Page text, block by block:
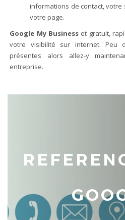
informations de contact,
votre page.
Google My Businesset gratuit,
votre visibilité sur internet. Peu
présentes alors allez-y
entreprise.